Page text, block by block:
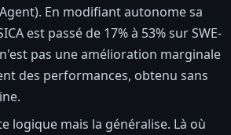
En modifiant autonome sa
est passé de 17% à 53% sur SWE-
pas une amélioration marginale
des performances, obtenu sans
logique mais la généralise. Là où